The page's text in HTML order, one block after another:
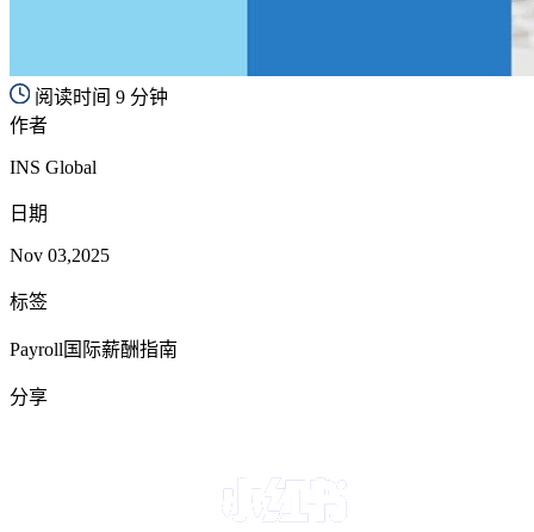
阅读时间 9 分钟
作者
INS Global
日期
Nov 03,2025
标签
Payroll国际薪酬指南
分享